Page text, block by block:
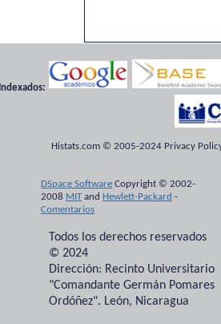
Indexados:
Histats.com © 2005-2024 Privacy
DSpace Software Copyright © 2002-
2008 MITand Hewlett-Packard -
Comentarios
Todos los derechos reservados
© 2024
Dirección: Recinto Universitario
"Comandante Germán Pomares
Ordóñez". León, Nicaragua